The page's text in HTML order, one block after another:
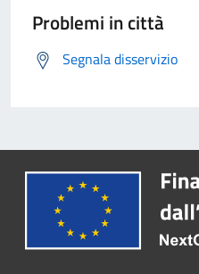
Problemi in città
Segnala disservizio